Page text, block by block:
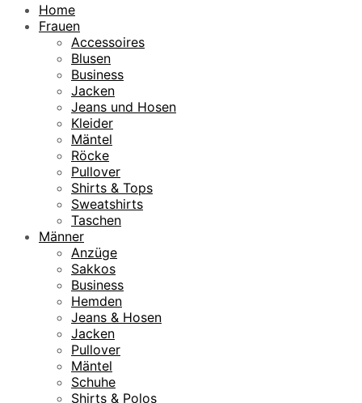
Home
Frauen
Accessoires
Blusen
Business
Jacken
Jeans und Hosen
Kleider
Mäntel
Röcke
Pullover
Shirts & Tops
Sweatshirts
Taschen
Männer
Anzüge
Sakkos
Business
Hemden
Jeans & Hosen
Jacken
Pullover
Mäntel
Schuhe
Shirts & Polos